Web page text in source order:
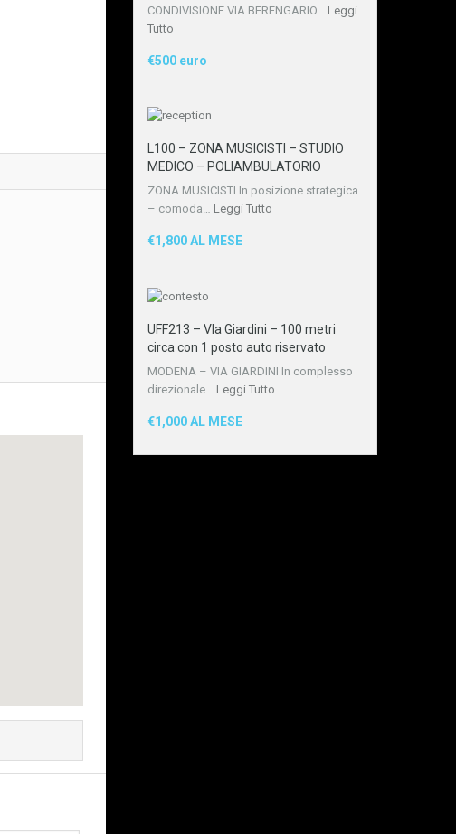
CONDIVISIONE VIA BERENGARIO… Leggi
Tutto
€500 euro
L100 – ZONA MUSICISTI – STUDIO
MEDICO – POLIAMBULATORIO
ZONA MUSICISTI In posizione strategica
– comoda… Leggi Tutto
€1,800 AL MESE
UFF213 – VIa Giardini – 100 metri
circa con 1 posto auto riservato
MODENA – VIA GIARDINI In complesso
direzionale… Leggi Tutto
€1,000 AL MESE